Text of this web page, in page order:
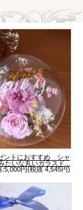
ントにおすすめ シャ
たいな丸いガラスド...
:5,000円(税抜 4,545円)